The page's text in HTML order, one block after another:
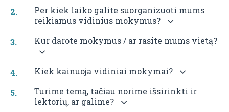
7
Per kiek laiko galite suorganizuoti mums
reikiamus vidinius mokymus?
Kur darote mokymus / ar rasite mums vietą?
Kiek kainuoja vidiniai mokymai?
Turime temą, tačiau norime išsirinkti ir
lektorių, ar galime?